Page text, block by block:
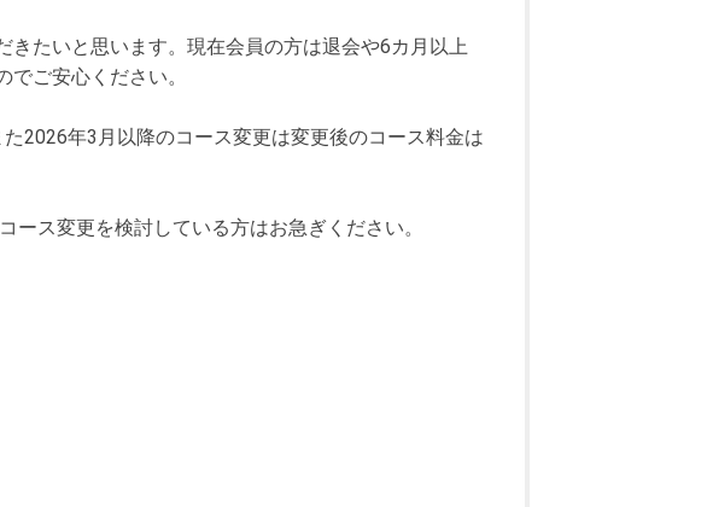
たいと思います。現在会員の方は退会や6カ月以上
ご安心ください。
2026年3月以降のコース変更は変更後のコース料金は
ス変更を検討している方はお急ぎください。